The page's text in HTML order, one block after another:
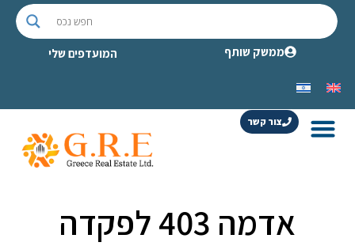
ממשק שותף המועדפים שלי
צור קשר
אדמה 403 לפקדה